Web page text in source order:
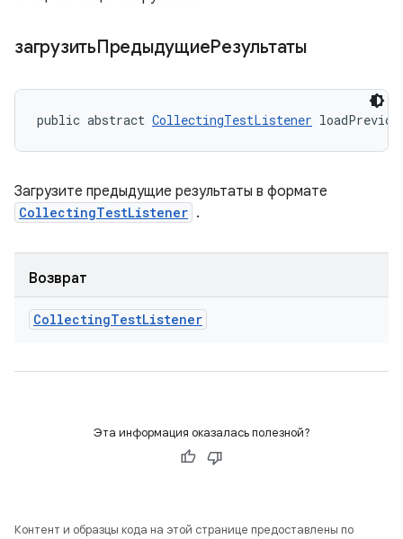
загрузитьПредыдущиеРезультаты
public abstract CollectingTestListener
Загрузите предыдущие результаты в формате
CollectingTestListener .
Возврат
CollectingTestListener
Эта информация оказалась полезной?
Контент и образцы кода на этой странице предоставлены по